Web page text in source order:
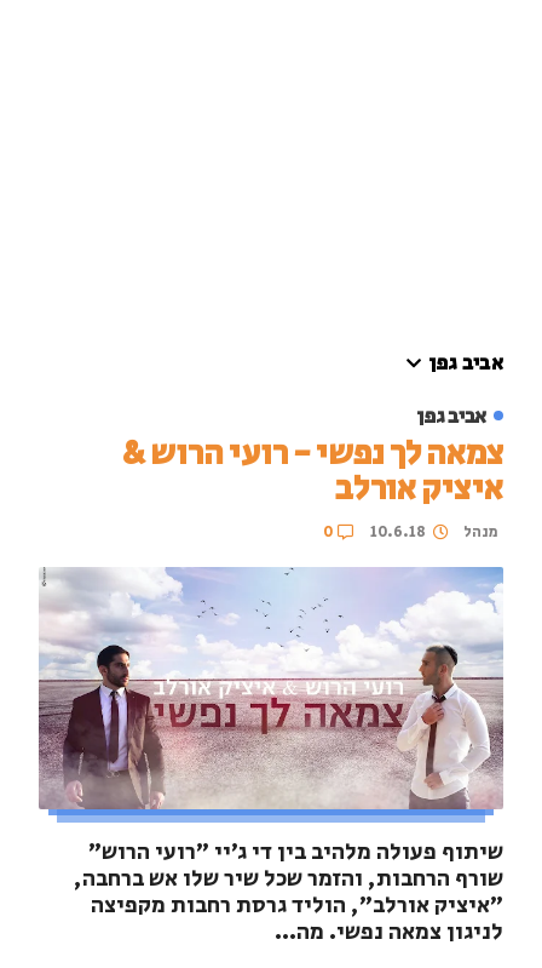
אביב גפן
אביב גפן
צמאה לך נפשי - רועי הרוש &
איציק אורלב
מנהל 10.6.18
0
שיתוף פעולה מלהיב בין די ג׳יי "רועי הרוש"
שורף הרחבות, והזמר שכל שיר שלו אש ברחבה,
"איציק אורלב", הוליד גרסת רחבות מקפיצה
לניגון צמאה נפשי. מה...